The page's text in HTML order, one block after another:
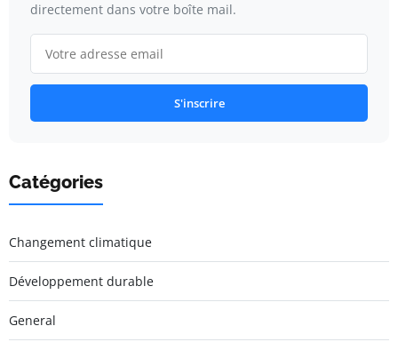
directement dans votre boîte mail.
S'inscrire
Catégories
Changement climatique
Développement durable
General